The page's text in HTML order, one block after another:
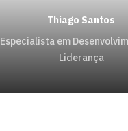
Thiago Santos
Especialista em
Liderança